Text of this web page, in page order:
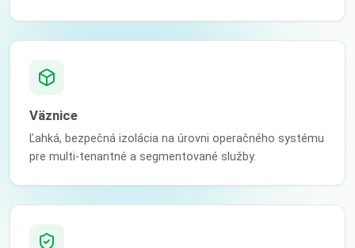
Väznice
Ľahká, bezpečná izolácia na úrovni operačného systému
pre multi-tenantné a segmentované služby.